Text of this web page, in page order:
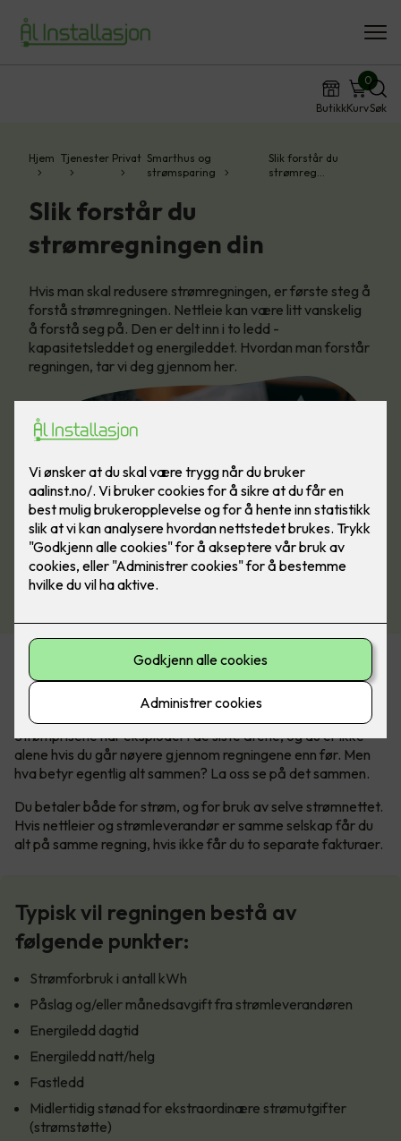
ButikkKurv
0
Søk
Hjem Tjenester Privat Smarthus og
strømsparing
Slik forstår du
strømreg…
Slik forstår du
strømregningen din
Hvis man skal redusere strømregningen, er første steg å
forstå strømregningen. Nettleie kan være litt vanskelig
å forstå seg på. Den er delt inn i to ledd -
kapasitetsleddet og energileddet. Hvordan man forstår
regningen, tar vi deg gjennom her.
Kan være tricky å forstå
strømregningen
Strømprisene har eksplodert de siste årene, og du er ikke
alene hvis du går nøyere gjennom regningene enn før. Men
hva betyr egentlig alt sammen? La oss se på det sammen.
Du betaler både for strøm, og for bruk av selve strømnettet.
Hvis nettleier og strømleverandør er samme selskap får du
alt på samme regning, hvis ikke får du to separate fakturaer.
Typisk vil regningen bestå av
følgende punkter:
Strømforbruk i antall kWh
Påslag og/eller månedsavgift fra strømleverandøren
Energiledd dagtid
Energiledd natt/helg
Fastledd
Midlertidig stønad for ekstraordinære strømutgifter
(strømstøtte)